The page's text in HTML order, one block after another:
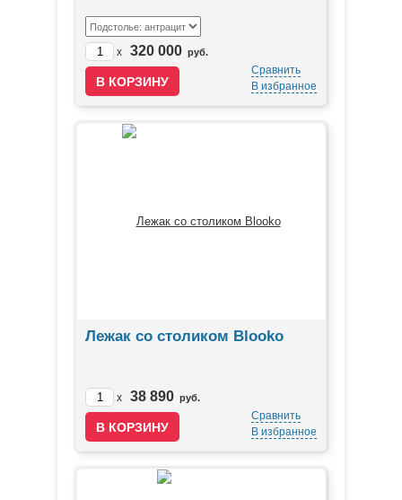
x 320 000 руб.
Сравнить
В избранное
Лежак со столиком Blooko
x 38 890 руб.
Сравнить
В избранное